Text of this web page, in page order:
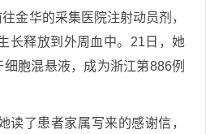
金华的采集医院注射动员剂，
长释放到外周血中。21日，她
胞混悬液，成为浙江第886例
读了患者家属写来的感谢信，